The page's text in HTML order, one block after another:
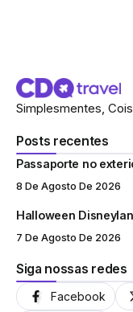
Simplesmentes,
Posts recentes
Passaporte no
8 De Agosto De 2026
Halloween
7 De Agosto De 2026
Siga nossas redes
Facebook